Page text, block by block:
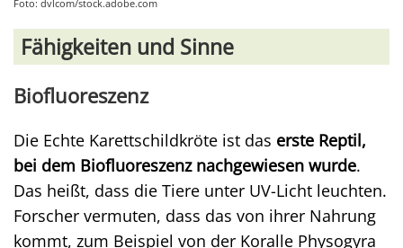
Foto: dvlcom/stock.adobe.com
Fähigkeiten und Sinne
Biofluoreszenz
Die Echte Karettschildkröte ist das erste Reptil,
bei dem Biofluoreszenz nachgewiesen wurde.
Das heißt, dass die Tiere unter UV-Licht leuchten.
Forscher vermuten, dass das von ihrer Nahrung
kommt, zum Beispiel von der Koralle Physogyra